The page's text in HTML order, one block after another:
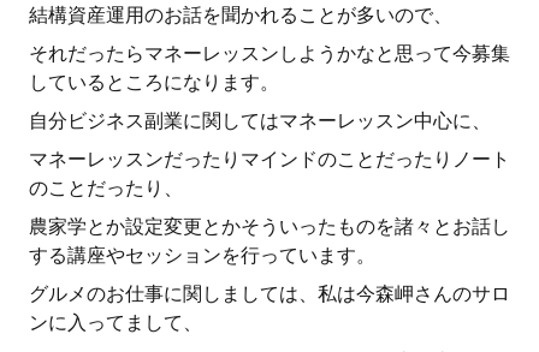
結構資産運用のお話を聞かれることが多いので、
それだったらマネーレッスンしようかなと思って今募集
しているところになります。
自分ビジネス副業に関してはマネーレッスン中心に、
マネーレッスンだったりマインドのことだったりノート
のことだったり、
農家学とか設定変更とかそういったものを諸々とお話し
する講座やセッションを行っています。
グルメのお仕事に関しましては、私は今森岬さんのサロ
ンに入ってまして、